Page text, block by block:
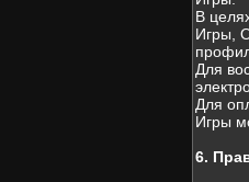
В
Игры,
Для
Для
Игры
6.